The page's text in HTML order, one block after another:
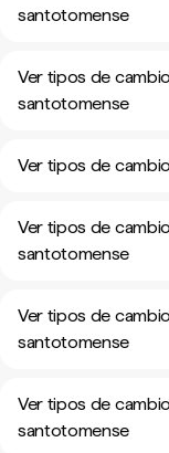
santotomense
Ver tipos de
santotomense
Ver tipos de
Ver tipos de
santotomense
Ver tipos de
santotomense
Ver tipos de
santotomense